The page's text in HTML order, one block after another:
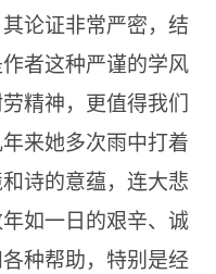
论证非常严密，结
者这种严谨的学风
精神，更值得我们
来她多次雨中打着
诗的意蕴，连大悲
如一日的艰辛、诚
种帮助，特别是经